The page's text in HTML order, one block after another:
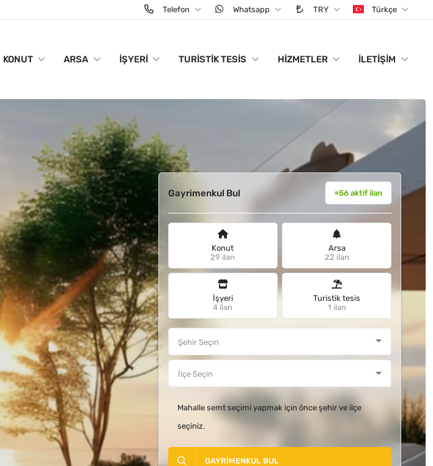
Telefon Whatsapp TRY Türkçe
KONUT ARSA İŞYERI TURISTIK TESIS HIZMETLER İLETIŞIM
Gayrimenkul Bul 56 aktif ilan
Konut
29 ilan
Arsa
22 ilan
İşyeri
4 ilan
Turistik tesis
1 ilan
Mahalle semt seçimi yapmak için önce şehir ve ilçe
seçiniz.
GAYRIMENKUL BUL